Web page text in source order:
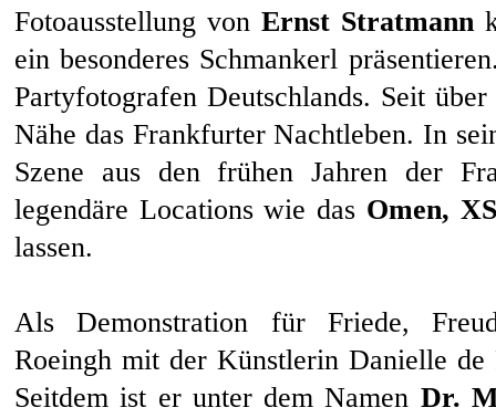
Fotoausstellung vonErnst Stratmann
ein besonderes Schmankerl
Partyfotografen Deutschlands. Seit
Nähe das Frankfurter Nachtleben. In
Szene aus den frühen Jahren der
legendäre Locations wie das Omen, XS
lassen.
Als Demonstration für Friede,
Roeingh mit der Künstlerin Danielle
Seitdem ist er unter dem Namen Dr.